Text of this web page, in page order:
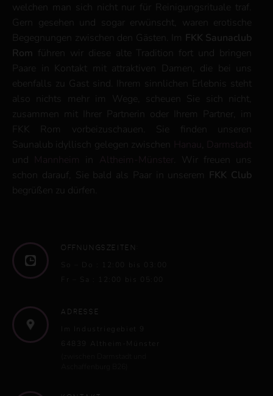
welchen man sich nicht nur für Reinigungsrituale traf.
Gern gesehen und sogar erwünscht, waren erotische
Begegnungen zwischen den Gästen. Im
FKK Saunaclub
Rom führen wir diese alte Tradition fort und bringen
Paare in Kontakt mit attraktiven Damen, die bei uns
ebenfalls zu Gast sind. Ihrem sinnlichen Erlebnis steht
also nichts mehr im Wege, scheuen Sie sich nicht,
zusammen mit Ihrer Partnerin oder Ihrem Partner, im
FKK Rom vorbeizuschauen. Sie finden unseren
Saunalub idyllisch gelegen zwischen
Hanau Darmstadt
und Mannheim Altheim-Münster
. Wir freuen uns
schon darauf, Sie bald als Paar in unserem FKK Club
begrüßen zu dürfen.
Öffnungszeiten:
So – Do : 12:00 bis 03:00
Fr – Sa : 12:00 bis 05:00
Adresse
Im Industriegebiet 9
64839 Altheim-Münster